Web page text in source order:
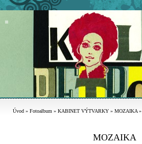
Úvod » Fotoalbum » KABINET VÝTVARKY » MOZAIKA»
MOZAIKA